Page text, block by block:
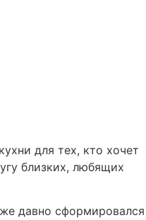
для тех, кто хочет
близких, любящих
давно сформировался